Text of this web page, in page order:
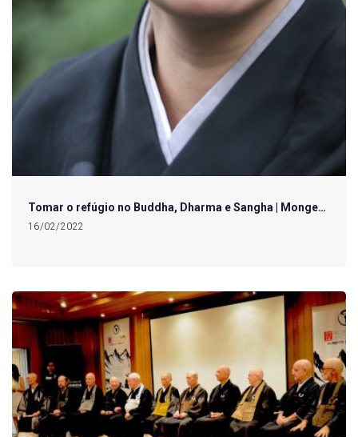
Tomar o refúgio no Buddha, Dharma e Sangha | Monge…
16/02/2022